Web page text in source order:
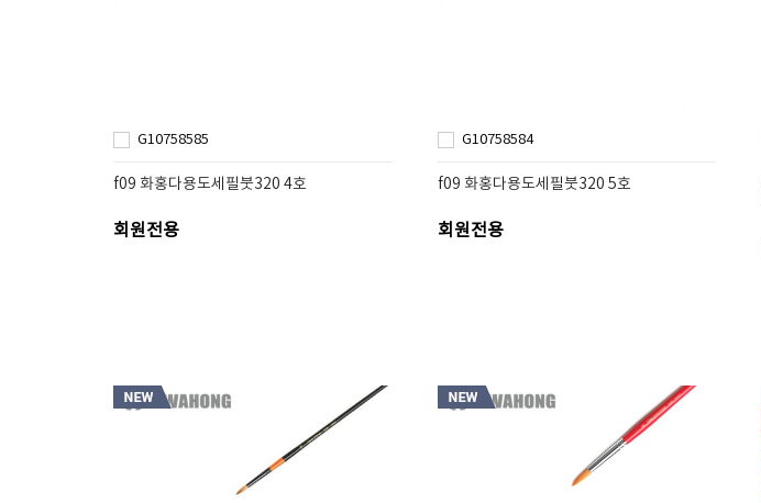
G10758585
f09 화홍다용도세필붓320 4호
회원전용
G10758584
f09 화홍다용도세필붓320 5호
회원전용